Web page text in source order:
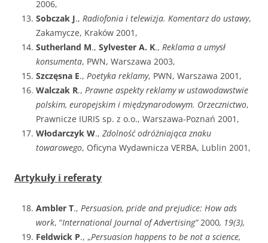
2006,
Sobczak J., Radiofonia i telewizja. Komentarz do ustawy,
Zakamycze, Kraków 2001,
Sutherland M., Sylvester A. K., Reklama a umysł
konsumenta, PWN, Warszawa 2003,
Szczęsna E., Poetyka reklamy, PWN, Warszawa 2001,
Walczak R., Prawne aspekty reklamy w ustawodawstwie
polskim, europejskim i międzynarodowym. Orzecznictwo,
Prawnicze IURIS sp. z o.o., Warszawa-Poznań 2001,
Włodarczyk W., Zdolność odróżniająca znaku
towarowego, Oficyna Wydawnicza VERBA, Lublin 2001,
Artykuły i referaty
Ambler T., Persuasion, pride and prejudice: How ads
work, “International Journal of Advertising”2000, 19(3),
Feldwick P., „Persuasion happens to be not a science,